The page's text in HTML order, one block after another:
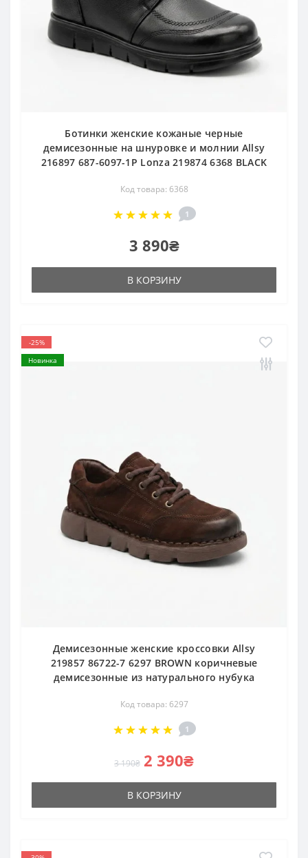
Ботинки женские кожаные черные
демисезонные на шнуровке и молнии Allsy
216897 687-6097-1P Lonza 219874 6368 BLACK
Код товара: 6368
1
3 890₴
В КОРЗИНУ
-25%
Новинка
Демисезонные женские кроссовки Allsy
219857 86722-7 6297 BROWN коричневые
демисезонные из натурального нубука
Код товара: 6297
1
3 190₴ 2 390₴
В КОРЗИНУ